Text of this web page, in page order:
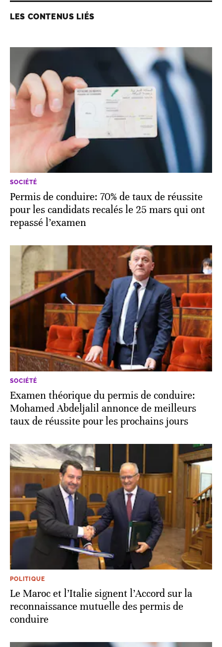
LES CONTENUS LIÉS
SOCIÉTÉ
Permis de conduire: 70% de taux de réussite
pour les candidats recalés le 25 mars qui ont
repassé l’examen
SOCIÉTÉ
Examen théorique du permis de conduire:
Mohamed Abdeljalil annonce de meilleurs
taux de réussite pour les prochains jours
POLITIQUE
Le Maroc et l’Italie signent l’Accord sur la
reconnaissance mutuelle des permis de
conduire